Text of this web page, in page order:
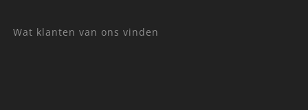
Wat klanten van ons vinden